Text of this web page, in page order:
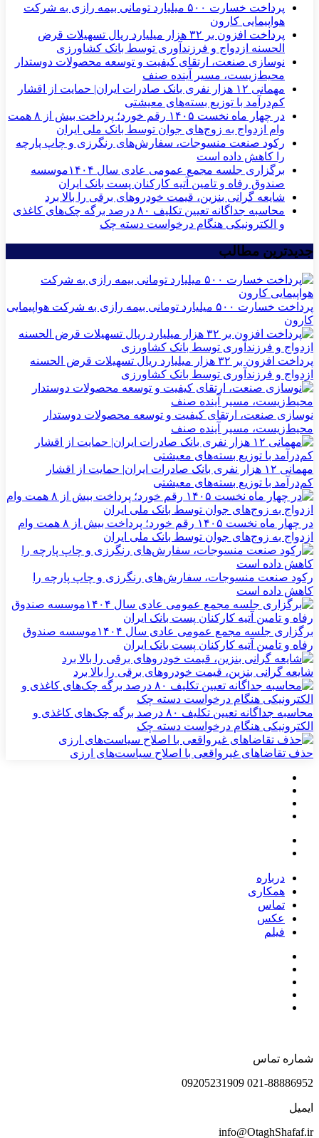
پرداخت خسارت ۵۰۰ میلیارد تومانی بیمه رازی به شرکت
هواپیمایی کارون
پرداخت افزون بر ۳۲ هزار میلیارد ریال تسهیلات قرض
الحسنه ازدواج و فرزندآوری توسط بانک کشاورزی
نوسازی صنعت، ارتقای کیفیت و توسعه محصولات دوستدار
محیط‌زیست، مسیر آینده صنف
مهمانی ۱۲ هزار نفری بانک صادرات ایران| حمایت از اقشار
کم‌درآمد با توزیع بسته‌های معیشتی
در چهار ماه نخست ۱۴۰۵ رقم خورد؛ پرداخت بیش از ۸ همت
وام ازدواج به زوج‌های جوان توسط بانک ملی ایران
رکود صنعت منسوجات، سفارش‌های رنگرزی و چاپ پارچه
را کاهش داده است
برگزاری جلسه مجمع عمومی عادی سال ۱۴۰۴موسسه
صندوق رفاه و تامین آتیه کارکنان پست بانک ایران
شایعه گرانی بنزین، قیمت خودروهای برقی را بالا برد
محاسبه جداگانه تعیین تکلیف ۸۰ درصد برگه چک‌های کاغذی
و الکترونیکی هنگام درخواست دسته چک
جدیدترین مطالب
پرداخت خسارت ۵۰۰ میلیارد تومانی بیمه رازی به شرکت هواپیمایی
کارون
پرداخت افزون بر ۳۲ هزار میلیارد ریال تسهیلات قرض الحسنه
ازدواج و فرزندآوری توسط بانک کشاورزی
نوسازی صنعت، ارتقای کیفیت و توسعه محصولات دوستدار
محیط‌زیست، مسیر آینده صنف
مهمانی ۱۲ هزار نفری بانک صادرات ایران| حمایت از اقشار
کم‌درآمد با توزیع بسته‌های معیشتی
در چهار ماه نخست ۱۴۰۵ رقم خورد؛ پرداخت بیش از ۸ همت وام
ازدواج به زوج‌های جوان توسط بانک ملی ایران
رکود صنعت منسوجات، سفارش‌های رنگرزی و چاپ پارچه را
کاهش داده است
برگزاری جلسه مجمع عمومی عادی سال ۱۴۰۴موسسه صندوق
رفاه و تامین آتیه کارکنان پست بانک ایران
شایعه گرانی بنزین، قیمت خودروهای برقی را بالا برد
محاسبه جداگانه تعیین تکلیف ۸۰ درصد برگه چک‌های کاغذی و
الکترونیکی هنگام درخواست دسته چک
حذف تقاضاهای غیرواقعی با اصلاح سیاست‌های ارزی
درباره
همکاری
تماس
عکس
فیلم
شماره تماس
021-88886952 09205231909
ایمیل
info@OtaghShafaf.ir